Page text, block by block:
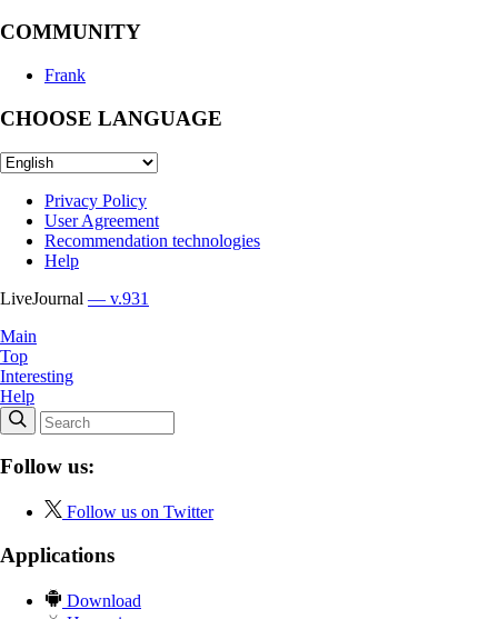
COMMUNITY
Frank
CHOOSE LANGUAGE
Privacy Policy
User Agreement
Recommendation technologies
Help
LiveJournal — v.931
Main
Top
Interesting
Help
Follow us:
Follow us on Twitter
Applications
Download